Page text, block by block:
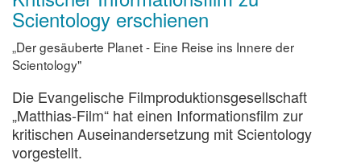
Scientology erschienen
„Der gesäuberte Planet - Eine Reise ins Innere der
Scientology"
Die Evangelische Filmproduktionsgesellschaft
„Matthias-Film“ hat einen Informationsfilm zur
kritischen Auseinandersetzung mit Scientology
vorgestellt.